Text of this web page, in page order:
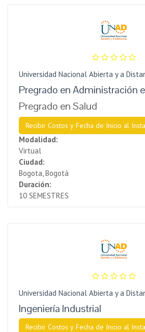
Universidad Nacional Abierta y a
Pregrado en Administración
Pregrado en Salud
Recibir Costos y Fecha de Inicio al
Modalidad:
Virtual
Ciudad:
Bogota, Bogotá
Duración:
10 SEMESTRES
Universidad Nacional Abierta y a
Ingeniería Industrial
Recibir Costos y Fecha de Inicio al